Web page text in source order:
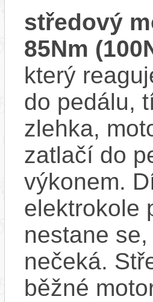
středový
85Nm
který
do pedálu,
zlehka,
zatlačí do
výkonem.
elektrokole
nestane
nečeká.
běžné